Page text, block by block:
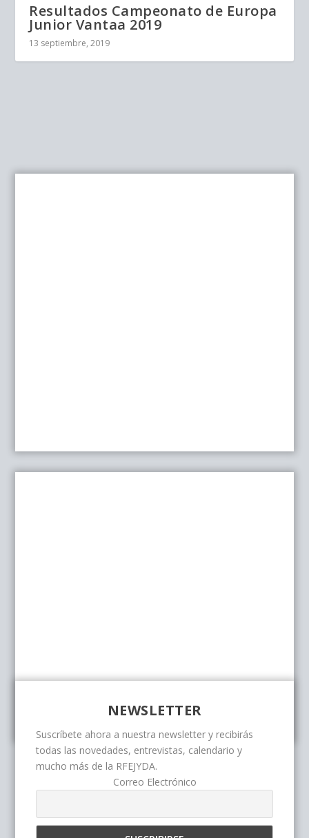
Resultados Campeonato de Europa
Junior Vantaa 2019
13 septiembre, 2019
NEWSLETTER
Suscríbete ahora a nuestra newsletter y recibirás
todas las novedades, entrevistas, calendario y
mucho más de la RFEJYDA.
Correo Electrónico